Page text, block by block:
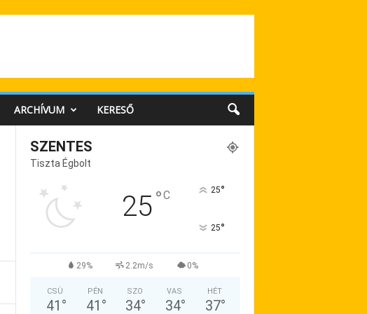
ARCHÍVUM KERESŐ
SZENTES
Tiszta Égbolt
25°C 25°
25°
29% 2.2m/s 0%
CSÜ
41 °
PÉN
41 °
SZO
34°
VAS
34°
HÉT
37°